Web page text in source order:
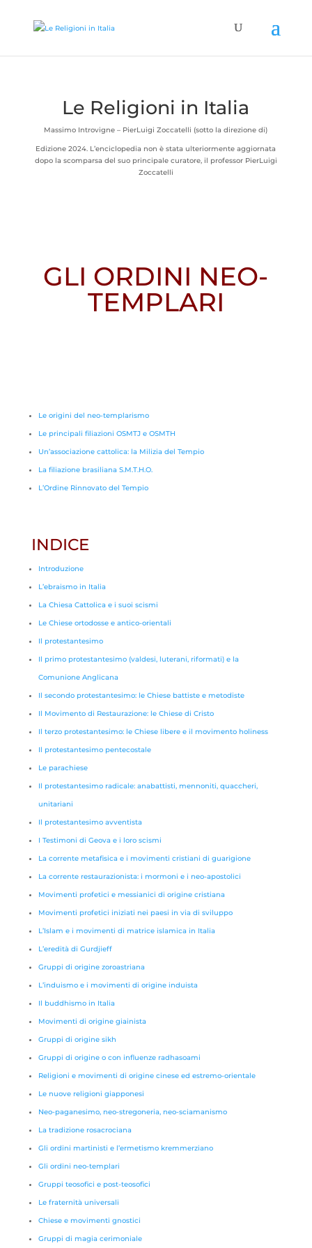
Le Religioni in Italia
Massimo Introvigne – PierLuigi Zoccatelli (sotto la direzione di)
Edizione 2024. L’enciclopedia non è stata ulteriormente aggiornata
dopo la scomparsa del suo principale curatore, il professor PierLuigi
Zoccatelli
GLI ORDINI NEO-
TEMPLARI
Le origini del neo-templarismo
Le principali filiazioni OSMTJ e OSMTH
Un’associazione cattolica: la Milizia del Tempio
La filiazione brasiliana S.M.T.H.O.
L’Ordine Rinnovato del Tempio
INDICE
Introduzione
L’ebraismo in Italia
La Chiesa Cattolica e i suoi scismi
Le Chiese ortodosse e antico-orientali
Il protestantesimo
Il primo protestantesimo (valdesi, luterani, riformati) e la
Comunione Anglicana
Il secondo protestantesimo: le Chiese battiste e metodiste
Il Movimento di Restaurazione: le Chiese di Cristo
Il terzo protestantesimo: le Chiese libere e il movimento holiness
Il protestantesimo pentecostale
Le parachiese
Il protestantesimo radicale: anabattisti, mennoniti, quaccheri,
unitariani
Il protestantesimo avventista
I Testimoni di Geova e i loro scismi
La corrente metafisica e i movimenti cristiani di guarigione
La corrente restaurazionista: i mormoni e i neo-apostolici
Movimenti profetici e messianici di origine cristiana
Movimenti profetici iniziati nei paesi in via di sviluppo
L’Islam e i movimenti di matrice islamica in Italia
L’eredità di Gurdjieff
Gruppi di origine zoroastriana
L’induismo e i movimenti di origine induista
Il buddhismo in Italia
Movimenti di origine giainista
Gruppi di origine sikh
Gruppi di origine o con influenze radhasoami
Religioni e movimenti di origine cinese ed estremo-orientale
Le nuove religioni giapponesi
Neo-paganesimo, neo-stregoneria, neo-sciamanismo
La tradizione rosacrociana
Gli ordini martinisti e l’ermetismo kremmerziano
Gli ordini neo-templari
Gruppi teosofici e post-teosofici
Le fraternità universali
Chiese e movimenti gnostici
Gruppi di magia cerimoniale